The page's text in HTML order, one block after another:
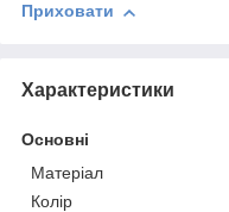
Приховати
Характеристики
Основні
Матеріал
Колір